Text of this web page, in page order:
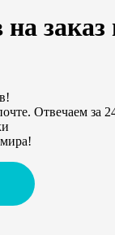
на
Отвечаем за